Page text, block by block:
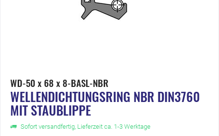
WD-50 x 68 x 8-BASL-NBR
WELLENDICHTUNGSRING NBR DIN3760
MIT STAUBLIPPE
Sofort versandfertig, Lieferzeit ca. 1-3 Werktage